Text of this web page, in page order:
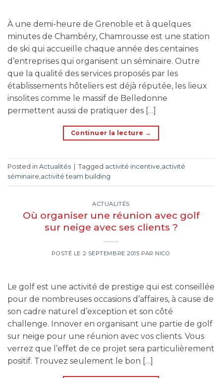
À une demi-heure de Grenoble et à quelques
minutes de Chambéry, Chamrousse est une station
de ski qui accueille chaque année des centaines
d’entreprises qui organisent un séminaire. Outre
que la qualité des services proposés par les
établissements hôteliers est déjà réputée, les lieux
insolites comme le massif de Belledonne
permettent aussi de pratiquer des […]
Continuer la lecture →
Posted in Actualités Tagged activité incentive activité
séminaire activité team building
ACTUALITÉS
Où organiser une réunion avec golf
sur neige avec ses clients ?
POSTÉ LE 2 SEPTEMBRE 2015 PAR NICO
Le golf est une activité de prestige qui est conseillée
pour de nombreuses occasions d’affaires, à cause de
son cadre naturel d’exception et son côté
challenge. Innover en organisant une partie de golf
sur neige pour une réunion avec vos clients. Vous
verrez que l’effet de ce projet sera particulièrement
positif. Trouvez seulement le bon […]